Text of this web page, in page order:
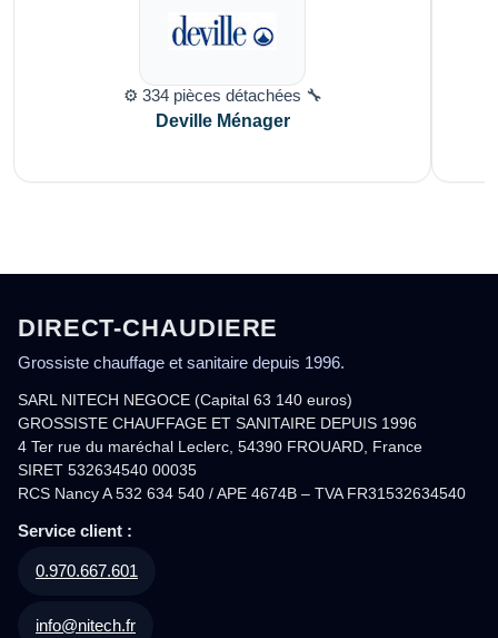
⚙️ 334 pièces détachées 🔧
Deville Ménager
DIRECT-CHAUDIERE
Grossiste chauffage et sanitaire depuis 1996.
SARL NITECH NEGOCE (Capital 63 140 euros)
GROSSISTE CHAUFFAGE ET SANITAIRE DEPUIS 1996
4 Ter rue du maréchal Leclerc, 54390 FROUARD, France
SIRET 532634540 00035
RCS Nancy A 532 634 540 / APE 4674B – TVA FR31532634540
Service client :
0.970.667.601
info@nitech.fr